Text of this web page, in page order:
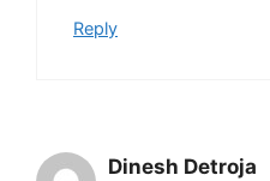
Reply
Dinesh Detroja